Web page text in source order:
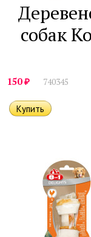
собак
150₽ 740345